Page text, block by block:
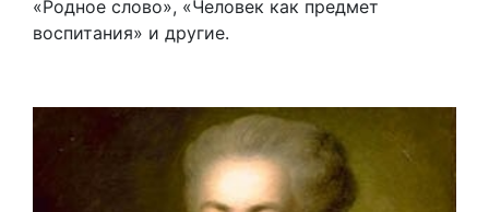
«Родное слово», «Человек как предмет
воспитания» и другие.